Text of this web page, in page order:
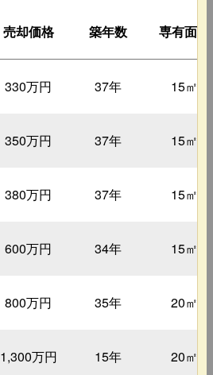
売却価格 築年数 専有面積
330万円 37年 15㎡
350万円 37年 15㎡
380万円 37年 15㎡
600万円 34年 15㎡
800万円 35年 20㎡
1,300万円 15年 20㎡